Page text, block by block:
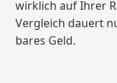
wirklich auf Ihrer
Vergleich dauert
bares Geld.